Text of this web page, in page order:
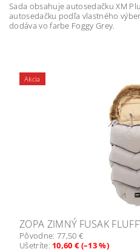
Sada obsahuje autosedačku XM
autosedačku podľa vlastného
dodáva vo farbe Foggy Grey.
Akcia
ZOPA ZIMNÝ FUSAK
Pôvodne: 77,50 €
Ušetríte: 10,60 € (–13 %)